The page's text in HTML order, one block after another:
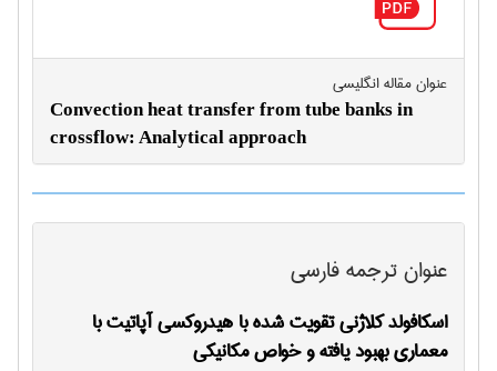
عنوان مقاله انگليسی
Convection heat transfer from tube banks in
crossflow: Analytical approach
عنوان ترجمه فارسی
اسکافولد کلاژنی تقویت شده با هیدروکسی آپاتیت با
معماری بهبود یافته و خواص مکانیکی